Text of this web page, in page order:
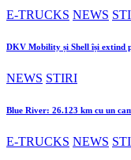
E-TRUCKS NEWS
DKV Mobility și Shell își extind
NEWS STIRI
Blue River: 26.123 km cu un
E-TRUCKS NEWS